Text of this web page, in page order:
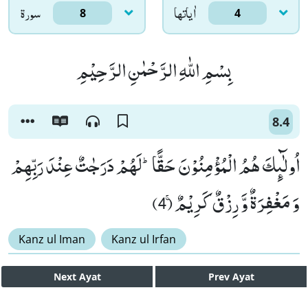
سورۃ 8 اٰياتها 4
بِسْمِ اللّٰهِ الرَّحْمٰنِ الرَّحِیْمِ
8.4
اُولٰٓىٕكَ هُمُ الْمُؤْمِنُوْنَ حَقًّاؕ-لَهُمْ دَرَجٰتٌ عِنْدَ رَبِّهِمْ
وَ مَغْفِرَةٌ وَّ رِزْقٌ كَرِیْمٌۚ (4)
Kanz ul Iman Kanz ul Irfan
Next Ayat Prev Ayat